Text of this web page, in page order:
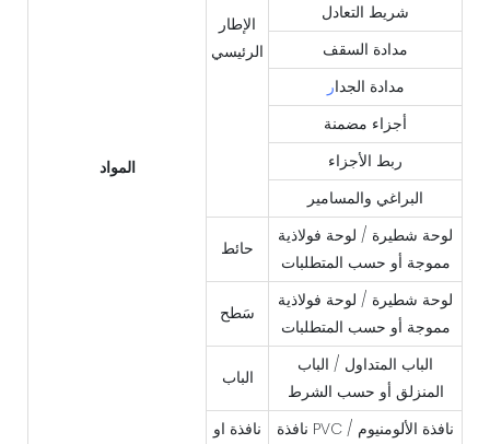
المواد
الإطار
الرئيسي
شريط التعادل
مدادة السقف
مدادة الجدار
أجزاء مضمنة
ربط الأجزاء
البراغي والمسامير
حائط
لوحة شطيرة / لوحة فولاذية
مموجة أو حسب المتطلبات
سَطح
لوحة شطيرة / لوحة فولاذية
مموجة أو حسب المتطلبات
الباب
الباب المتداول / الباب
المنزلق أو حسب الشرط
نافذة او
نافذة PVC / نافذة الألومنيوم